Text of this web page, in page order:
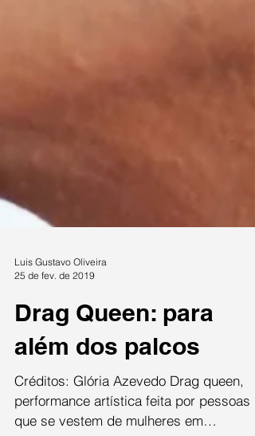
25 de fev. de 2019
Drag Queen: para
além dos palcos
Créditos: Glória Azevedo Drag queen,